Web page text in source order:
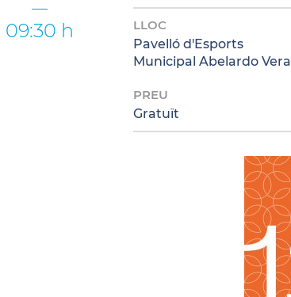
09:30 h
LLOC
Pavelló d'Esports
Municipal Abelardo Vera
PREU
Gratuït